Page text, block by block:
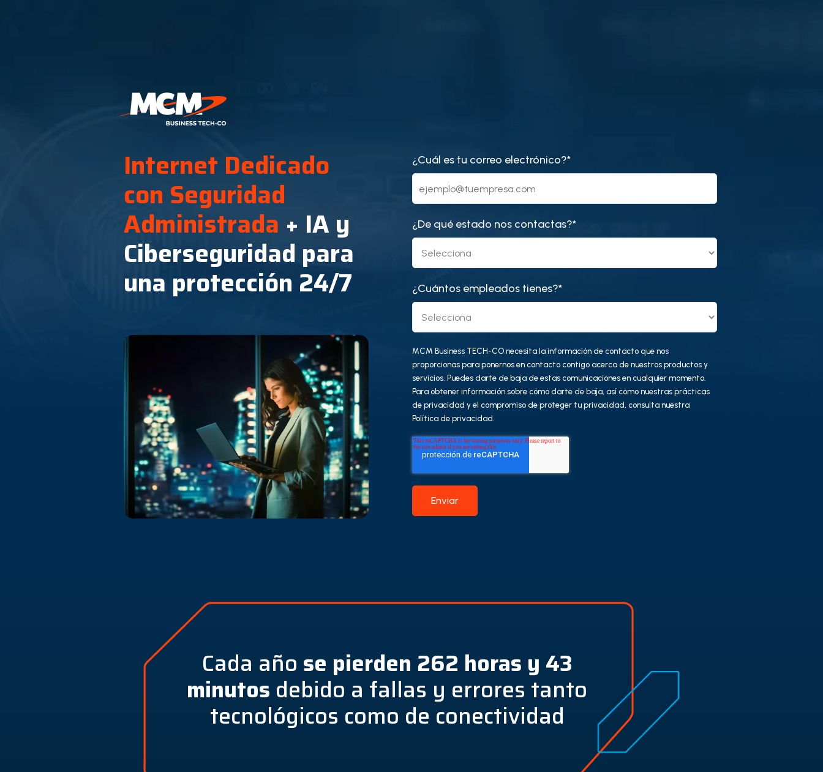
Internet Dedicado
con Seguridad
Administrada + IA y
Ciberseguridad para
una protección 24/7
¿Cuál es tu correo electrónico?*
¿De qué estado nos contactas?*
¿Cuántos empleados tienes?*
MCM Business TECH-CO necesita la información de contacto que nos
proporcionas para ponernos en contacto contigo acerca de nuestros productos y
servicios. Puedes darte de baja de estas comunicaciones en cualquier momento.
Para obtener información sobre cómo darte de baja, así como nuestras prácticas
de privacidad y el compromiso de proteger tu privacidad, consulta nuestra
Política de privacidad.
Cada año se pierden 262 horas y 43
minutos debido a fallas y errores tanto
tecnológicos como de conectividad